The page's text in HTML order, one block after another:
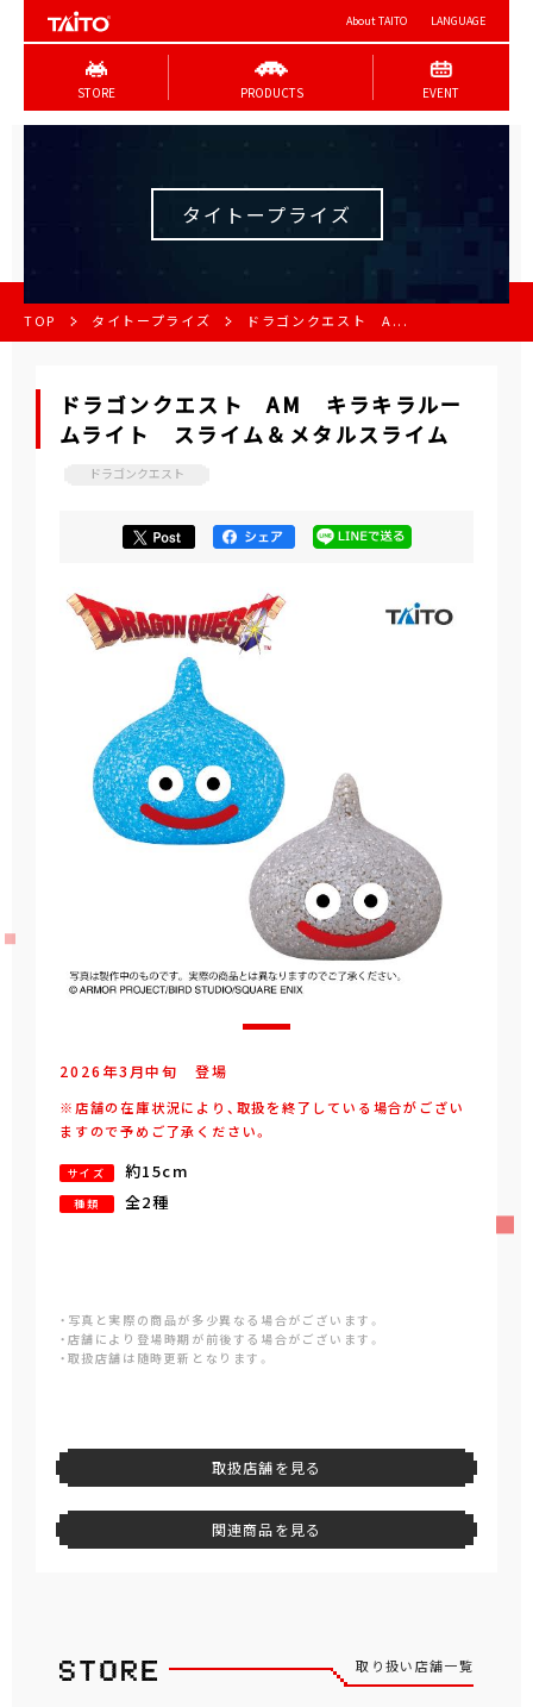
About TAITO LANGUAGE
STORE PRODUCTS EVENT
タイトープライズ
TOP タイトープライズ ドラゴンクエスト A...
ドラゴンクエスト AM キラキラルー
ムライト スライム＆メタルスライム
ドラゴンクエスト
2026年3 月中旬 登場
※店舗の在庫状況により、取扱を終了している場合がござい
ますので予めご了承ください。
サイズ 約15cm
種類 全2種
・写真と実際の商品が多少異なる場合がございます。
・店舗により登場時期が前後する場合がございます。
・取扱店舗は随時更新となります。
取扱店舗を見る
関連商品を見る
取り扱い店舗一覧